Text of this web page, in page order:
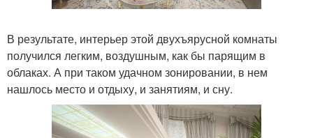
В результате, интерьер этой двухъярусной комнаты
получился легким, воздушным, как бы парящим в
облаках. А при таком удачном зонировании, в нем
нашлось место и отдыху, и занятиям, и сну.